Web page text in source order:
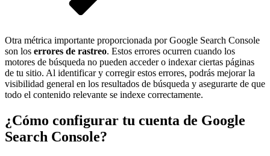
Otra métrica importante proporcionada por Google Search Console
son los errores de rastreo. Estos errores ocurren cuando los
motores de búsqueda no pueden acceder o indexar ciertas páginas
de tu sitio. Al identificar y corregir estos errores, podrás mejorar la
visibilidad general en los resultados de búsqueda y asegurarte de que
todo el contenido relevante se indexe correctamente.
¿Cómo configurar tu cuenta de Google
Search Console?